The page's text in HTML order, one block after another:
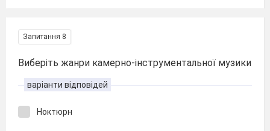
Запитання 8
Виберіть жанри камерно-інструментальної музики
варіанти відповідей
Ноктюрн